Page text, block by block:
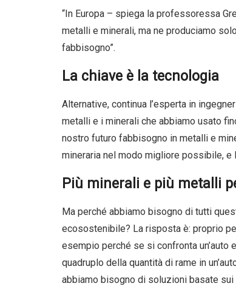
“In Europa – spiega la professoressa
metalli e minerali, ma ne produciamo
fabbisogno”.
La chiave è la tecnologia
Alternative, continua l’esperta in
metalli e i minerali che abbiamo usato
nostro futuro fabbisogno in metalli e
mineraria nel modo migliore possibile, e
Più minerali e più metalli
Ma perché abbiamo bisogno di tutti
ecosostenibile? La risposta è: proprio
esempio perché se si confronta un’auto
quadruplo della quantità di rame in
abbiamo bisogno di soluzioni basate